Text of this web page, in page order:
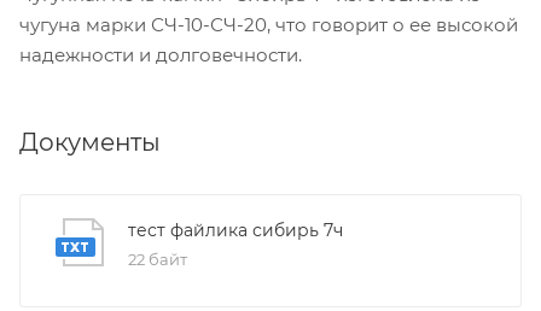
чугуна марки СЧ-10-СЧ-20, что говорит о ее высокой
надежности и долговечности.
Документы
тест файлика сибирь 7ч
22 байт